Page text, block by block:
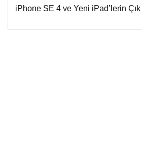
iPhone SE 4 ve Yeni iPad’lerin